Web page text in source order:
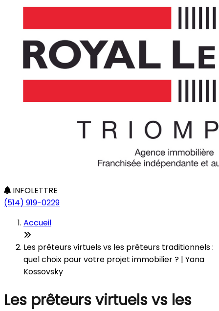
INFOLETTRE
(514) 919-0229
Accueil
Les prêteurs virtuels vs les prêteurs traditionnels :
quel choix pour votre projet immobilier ? | Yana
Kossovsky
Les prêteurs virtuels vs les